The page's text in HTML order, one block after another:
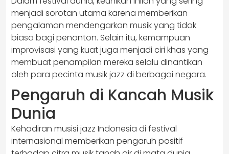
menjadi sorotan utama karena memberikan
pengalaman mendengarkan musik yang tidak
biasa bagi penonton. Selain itu, kemampuan
improvisasi yang kuat juga menjadi ciri khas yang
membuat penampilan mereka selalu dinantikan
oleh para pecinta musik jazz di berbagai negara.
Pengaruh di Kancah Musik
Dunia
Kehadiran musisi jazz Indonesia di festival
internasional memberikan pengaruh positif